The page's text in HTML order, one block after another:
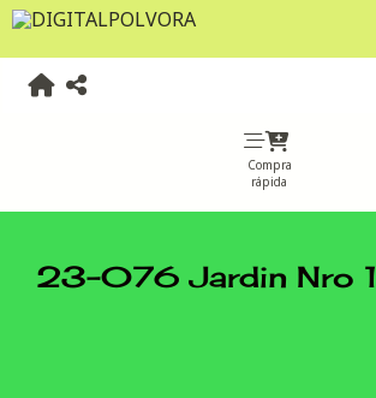
Compra
rápida
23-076 Jardin Nro 1